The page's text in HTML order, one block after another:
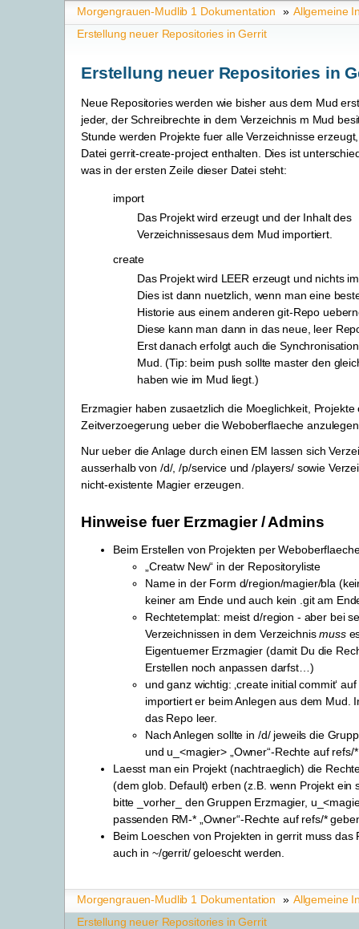
Morgengrauen-Mudlib 1 Dokumentation » Allgemeine
Erstellung neuer Repositories in Gerrit
Erstellung neuer Repositories in
Neue Repositories werden wie bisher aus dem Mud
jeder, der Schreibrechte in dem Verzeichnis m Mud
Stunde werden Projekte fuer alle Verzeichnisse
Datei gerrit-create-project enthalten. Dies ist
was in der ersten Zeile dieser Datei steht:
import
Das Projekt wird erzeugt und der Inhalt des
Verzeichnissesaus dem Mud importiert.
create
Das Projekt wird LEER erzeugt und nichts
Dies ist dann nuetzlich, wenn man eine
Historie aus einem anderen git-Repo
Diese kann man dann in das neue, leer
Erst danach erfolgt auch die
Mud. (Tip: beim push sollte master den
haben wie im Mud liegt.)
Erzmagier haben zusaetzlich die Moeglichkeit, Projekte
Zeitverzoegerung ueber die Weboberflaeche
Nur ueber die Anlage durch einen EM lassen sich
ausserhalb von /d/, /p/service und /players/ sowie
nicht-existente Magier erzeugen.
Hinweise fuer Erzmagier / Admins
Beim Erstellen von Projekten per
„Creatw New“ in der Repositoryliste
Name in der Form d/region/magier/bla
keiner am Ende und auch kein .git am
Rechtetemplat: meist d/region - aber bei
Verzeichnissen in dem Verzeichnismuss
Eigentuemer Erzmagier (damit Du die
Erstellen noch anpassen darfst…)
und ganz wichtig: ‚create initial commit‘
importiert er beim Anlegen aus dem Mud.
das Repo leer.
Nach Anlegen sollte in /d/ jeweils die
und u_<magier> „Owner“-Rechte auf refs/
Laesst man ein Projekt (nachtraeglich) die
(dem glob. Default) erben (z.B. wenn Projekt ein
bitte _vorher_ den Gruppen Erzmagier,
passenden RM-* „Owner“-Rechte auf refs/*
Beim Loeschen von Projekten in gerrit muss das
auch in ~/gerrit/ geloescht werden.
Morgengrauen-Mudlib 1 Dokumentation » Allgemeine
Erstellung neuer Repositories in Gerrit